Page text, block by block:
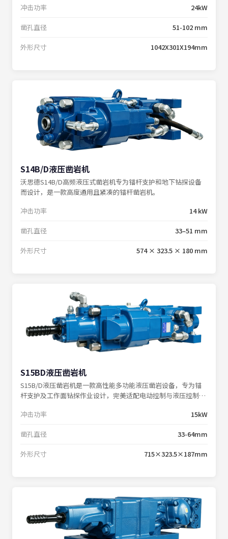
冲击功率 24kW
凿孔直径 51-102 mm
外形尺寸 1042X301X194mm
S14B/D液压凿岩机
沃思德S14B/D高频液压式凿岩机专为锚杆支护和地下钻探设备
而设计，是一款高度通用且紧凑的锚杆凿岩机。
冲击功率
14 kW
凿孔直径 33–51 mm
外形尺寸 574 × 323.5 × 180 mm
S15BD液压凿岩机
S15B/D液压凿岩机是一款高性能多功能液压凿岩设备，专为锚
杆支护及工作面钻探作业设计，完美适配电动控制与液压控制钻
冲击功率
15kW
凿孔直径 33-64mm
外形尺寸 715×323.5×187mm